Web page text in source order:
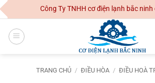
Skip
to
content
Công Ty TNHH cơ điện lạnh bắc ninh
TRANG CHỦ / ĐIỀU HÒA / ĐIỀU HOÀ